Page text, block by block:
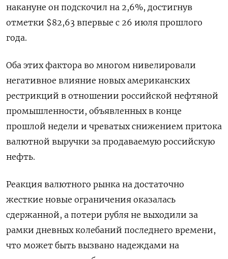
накануне он подскочил на 2,6%, достигнув
отметки $82,63 впервые с 26 июля прошлого
года.
Оба этих фактора во многом нивелировали
негативное влияние новых американских
рестрикций в отношении российской нефтяной
промышленности, объявленных в конце
прошлой недели и чреватых снижением притока
валютной выручки за продаваемую российскую
нефть.
Реакция валютного рынка на достаточно
жесткие новые ограничения оказалась
сдержанной, а потери рубля не выходили за
рамки дневных колебаний последнего времени,
что может быть вызвано надеждами на